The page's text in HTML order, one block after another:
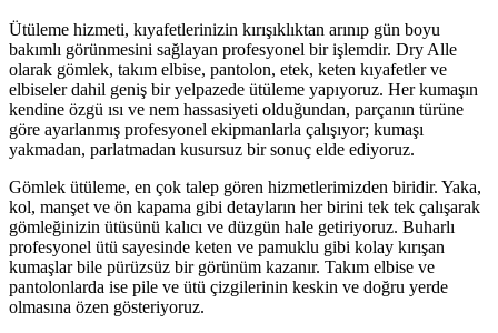
Ütüleme hizmeti, kıyafetlerinizin kırışıklıktan arınıp gün boyu
bakımlı görünmesini sağlayan profesyonel bir işlemdir. Dry Alle
olarak gömlek, takım elbise, pantolon, etek, keten kıyafetler ve
elbiseler dahil geniş bir yelpazede ütüleme yapıyoruz. Her kumaşın
kendine özgü ısı ve nem hassasiyeti olduğundan, parçanın türüne
göre ayarlanmış profesyonel ekipmanlarla çalışıyor; kumaşı
yakmadan, parlatmadan kusursuz bir sonuç elde ediyoruz.
Gömlek ütüleme, en çok talep gören hizmetlerimizden biridir. Yaka,
kol, manşet ve ön kapama gibi detayların her birini tek tek çalışarak
gömleğinizin ütüsünü kalıcı ve düzgün hale getiriyoruz. Buharlı
profesyonel ütü sayesinde keten ve pamuklu gibi kolay kırışan
kumaşlar bile pürüzsüz bir görünüm kazanır. Takım elbise ve
pantolonlarda ise pile ve ütü çizgilerinin keskin ve doğru yerde
olmasına özen gösteriyoruz.